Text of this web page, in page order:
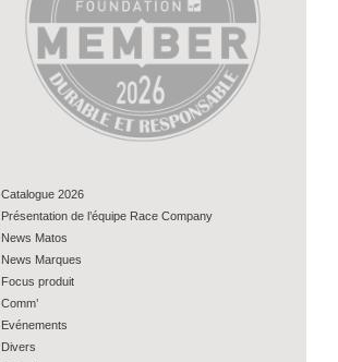
Catalogue 2026
Présentation de l’équipe Race Company
News Matos
News Marques
Focus produit
Comm’
Evénements
Divers